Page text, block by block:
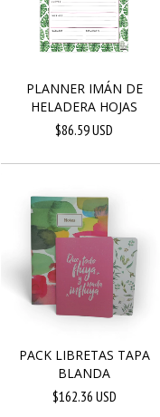
PLANNER IMÁN DE
HELADERA HOJAS
$86.59 USD
PACK LIBRETAS TAPA
BLANDA
$162.36 USD